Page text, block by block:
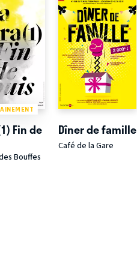
Fin de
Bouffes
Dîner de famille
Café de la Gare